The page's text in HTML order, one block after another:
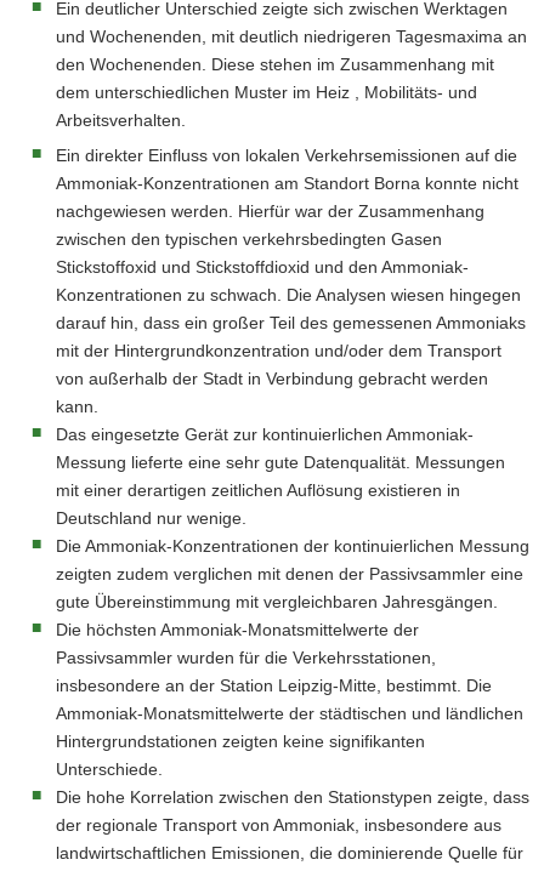
Ein deutlicher Unterschied zeigte sich zwischen Werktagen
und Wochenenden, mit deutlich niedrigeren Tagesmaxima an
den Wochenenden. Diese stehen im Zusammenhang mit
dem unterschiedlichen Muster im Heiz , Mobilitäts- und
Arbeitsverhalten.
Ein direkter Einfluss von lokalen Verkehrsemissionen auf die
Ammoniak-Konzentrationen am Standort Borna konnte nicht
nachgewiesen werden. Hierfür war der Zusammenhang
zwischen den typischen verkehrsbedingten Gasen
Stickstoffoxid und Stickstoffdioxid und den Ammoniak-
Konzentrationen zu schwach. Die Analysen wiesen hingegen
darauf hin, dass ein großer Teil des gemessenen Ammoniaks
mit der Hintergrundkonzentration und/oder dem Transport
von außerhalb der Stadt in Verbindung gebracht werden
kann.
Das eingesetzte Gerät zur kontinuierlichen Ammoniak-
Messung lieferte eine sehr gute Datenqualität. Messungen
mit einer derartigen zeitlichen Auflösung existieren in
Deutschland nur wenige.
Die Ammoniak-Konzentrationen der kontinuierlichen Messung
zeigten zudem verglichen mit denen der Passivsammler eine
gute Übereinstimmung mit vergleichbaren Jahresgängen.
Die höchsten Ammoniak-Monatsmittelwerte der
Passivsammler wurden für die Verkehrsstationen,
insbesondere an der Station Leipzig-Mitte, bestimmt. Die
Ammoniak-Monatsmittelwerte der städtischen und ländlichen
Hintergrundstationen zeigten keine signifikanten
Unterschiede.
Die hohe Korrelation zwischen den Stationstypen zeigte, dass
der regionale Transport von Ammoniak, insbesondere aus
landwirtschaftlichen Emissionen, die dominierende Quelle für